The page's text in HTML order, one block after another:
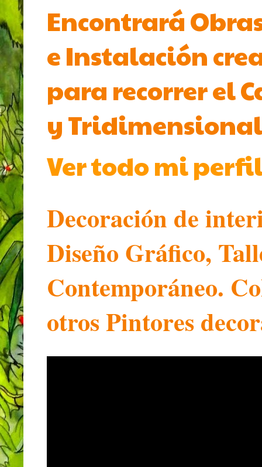
Encontrará
e Instalación
para recorrer el
y
Ver todo mi
Decoración de
Diseño Gráfico,
Contemporáneo.
otros Pintores